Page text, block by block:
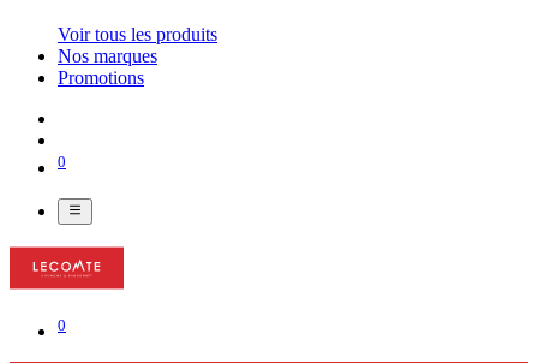
Voir tous les produits
Nos marques
Promotions
0
0